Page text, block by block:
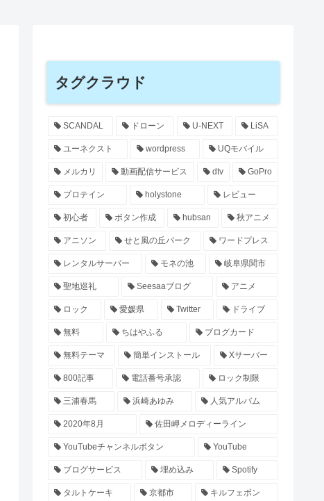
タグクラウド
SCANDAL ドローン U-NEXT LiSA
ユーネクスト wordpress UQモバイル
メルカリ 動画配信サービス dtv GoPro
プロテイン holystone レビュー
初心者 ボタン作成 hubsan 秋アニメ
アニソン せと風の丘パーク ワードプレス
レンタルサーバー モネの池 岐阜県関市
聖地巡礼 Seesaaブログ アニメ
ロック 愛媛県 Twitter ドライブ
無料 ちはやふる ブログカード
無料テーマ 簡単インストール Xサーバー
800記事 電話番号承認 ロック制限
三浦春馬 浜崎あゆみ 人気アルバム
2020年8月 佐田岬メロディーライン
YouTubeチャンネルボタン YouTube
ブログサービス 埋め込み Spotify
タルトケーキ 京都市 キルフェボン